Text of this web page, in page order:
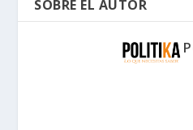
SOBRE EL AUTOR